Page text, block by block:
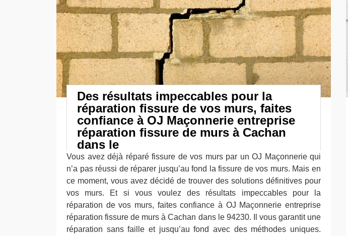
Des résultats impeccables pour la
réparation fissure de vos murs, faites
confiance à OJ Maçonnerie entreprise
réparation fissure de murs à Cachan
dans le
Vous avez déjà réparé fissure de vos murs par un OJ Maçonnerie qui
n’a pas réussi de réparer jusqu’au fond la fissure de vos murs. Mais en
ce moment, vous avez décidé de trouver des solutions définitives pour
vos murs. Et si vous voulez des résultats impeccables pour la
réparation de vos murs, faites confiance à OJ Maçonnerie entreprise
réparation fissure de murs à Cachan dans le 94230. Il vous garantit une
réparation sans faille et jusqu’au fond avec des méthodes uniques.